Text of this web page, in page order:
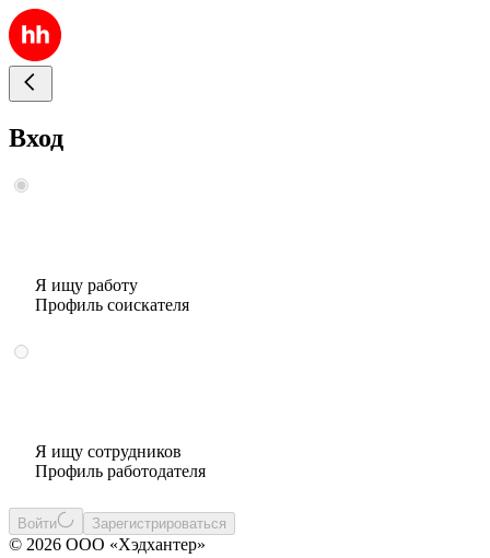
Вход
Я ищу работу
Профиль соискателя
Я ищу сотрудников
Профиль работодателя
Войти Зарегистрироваться
© 2026 ООО «Хэдхантер»